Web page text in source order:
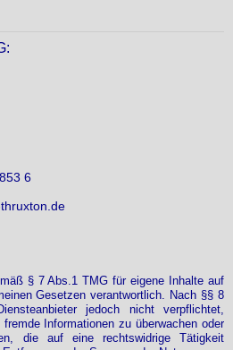
6
§ 7 Abs.1 TMG für eigene Inhalte auf
Gesetzen verantwortlich. Nach §§ 8
jedoch nicht verpflichtet,
Informationen zu überwachen oder
die auf eine rechtswidrige Tätigkeit